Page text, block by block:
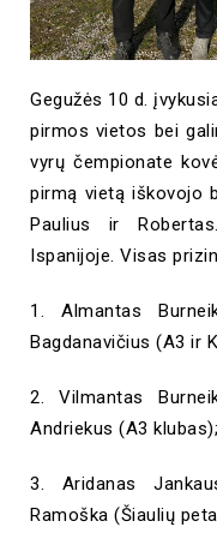
Gegužės 10 d.
pirmos vietos bei
vyrų čempionate
pirmą vietą iškovojo
Paulius ir
Ispanijoje. Visas
1. Almantas
Bagdanavičius (A3 ir
2. Vilmantas
Andriekus (A3 klubas);
3. Aridanas
Ramoška (Šiaulių